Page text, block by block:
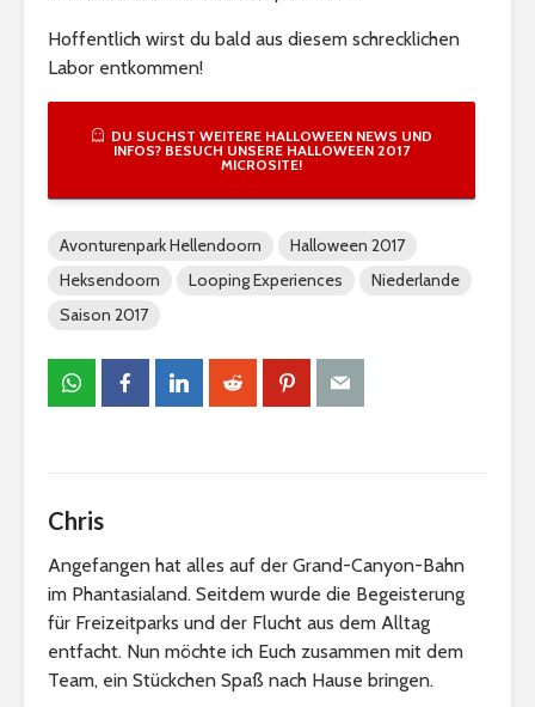
Hoffentlich wirst du bald aus diesem schrecklichen
Labor entkommen!
DU SUCHST WEITERE HALLOWEEN NEWS UND
INFOS? BESUCH UNSERE HALLOWEEN 2017
MICROSITE!
Avonturenpark Hellendoorn
Halloween 2017
Heksendoorn
Looping Experiences
Niederlande
Saison 2017
Chris
Angefangen hat alles auf der Grand-Canyon-Bahn
im Phantasialand. Seitdem wurde die Begeisterung
für Freizeitparks und der Flucht aus dem Alltag
entfacht. Nun möchte ich Euch zusammen mit dem
Team, ein Stückchen Spaß nach Hause bringen.